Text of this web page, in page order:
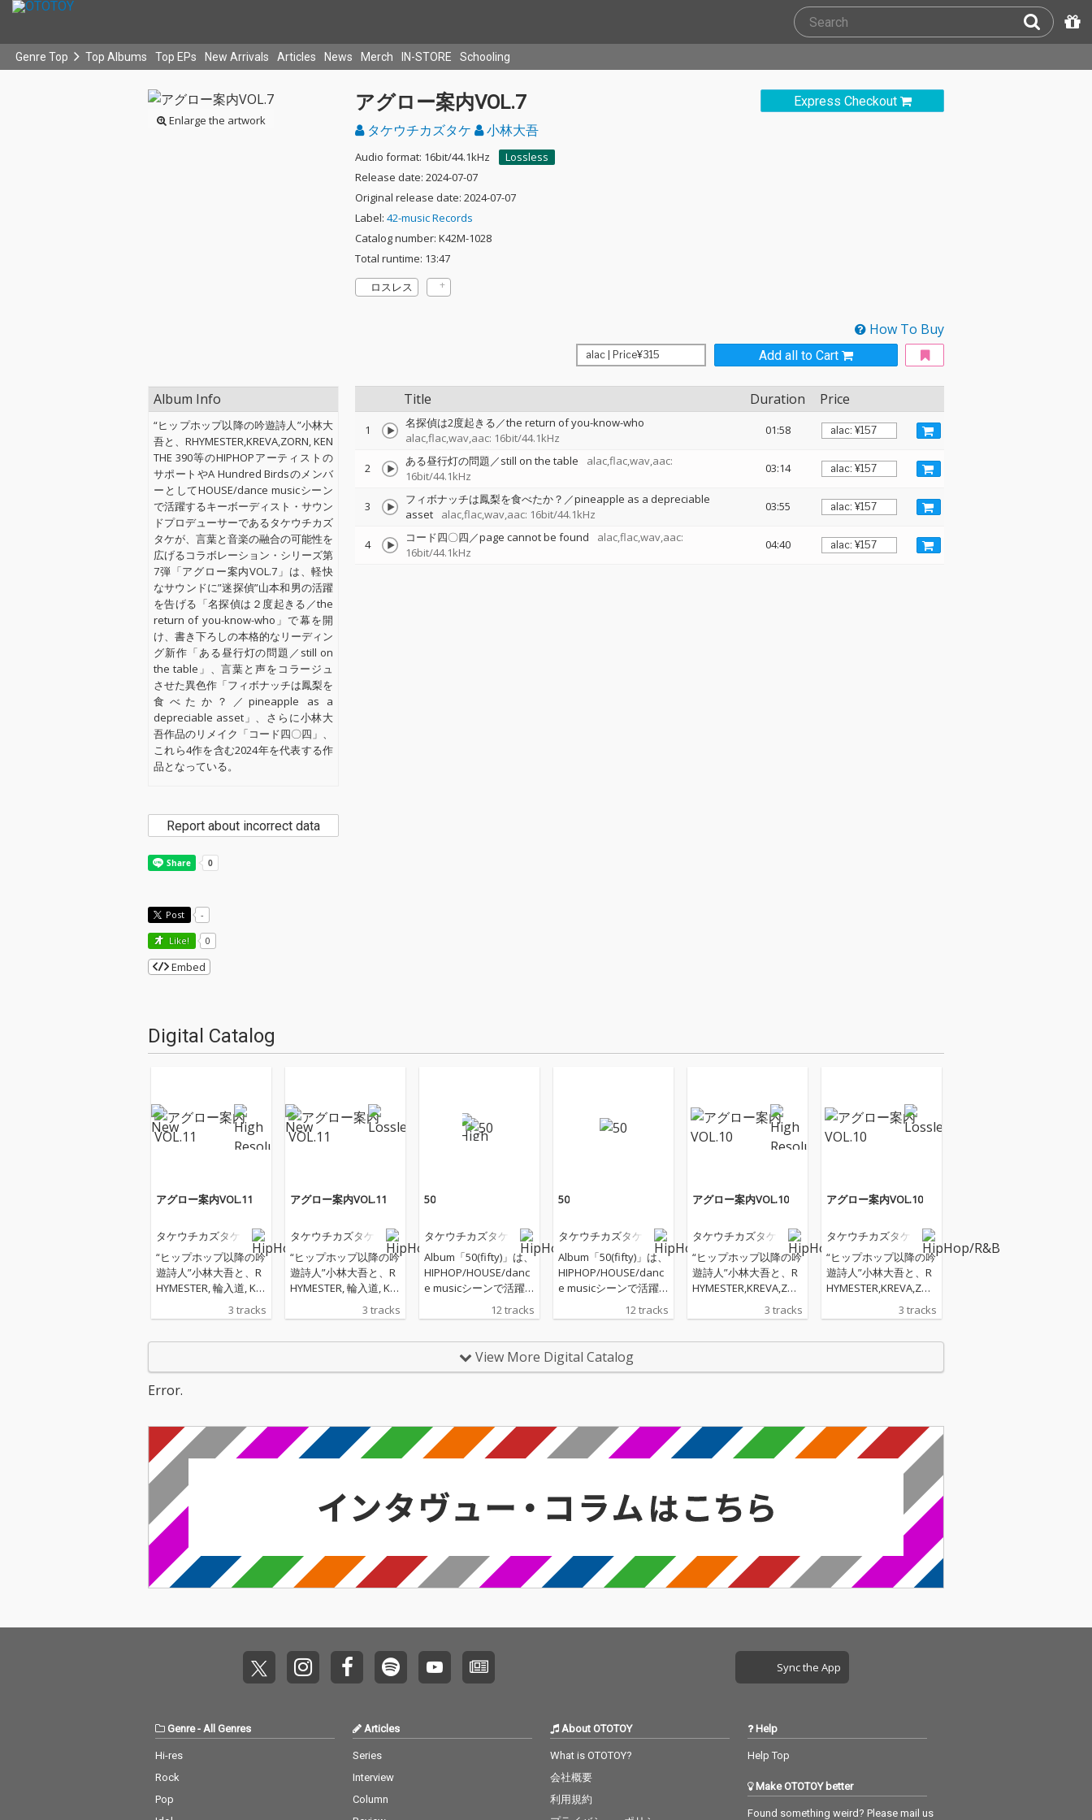
Genre Top Top Albums Top EPs New Arrivals Articles News Merch IN-STORE Schooling
Enlarge the artwork
Express Checkout
アグロー案内VOL.7
タケウチカズタケ 小林大吾
Audio format: 16bit/44.1kHz
Lossless
Release date: 2024-07-07
Original release date: 2024-07-07
Label: 42-music Records
Catalog number: K42M-1028
Total runtime: 13:47
ロスレス
How To Buy
Add all to Cart
Title Duration Price
1
名探偵は2度起きる／the return of you-know-who
alac,flac,wav,aac: 16bit/44.1kHz
01:58
2 ある昼行灯の問題／still on the table
alac,flac,wav,aac:
16bit/44.1kHz
03:14
3
フィボナッチは鳳梨を食べたか？／pineapple as a depreciable
asset
alac,flac,wav,aac: 16bit/44.1kHz
03:55
4 コード四〇四／page cannot be found
alac,flac,wav,aac:
16bit/44.1kHz
04:40
Album Info
“ヒップホップ以降の吟遊詩人”小林大
吾と、RHYMESTER,KREVA,ZORN, KEN
THE 390等のHIPHOPアーティストの
サポートやA Hundred Birdsのメンバ
ーとしてHOUSE/dance musicシーン
で活躍するキーボーディスト・サウン
ドプロデューサーであるタケウチカズ
タケが、言葉と音楽の融合の可能性を
広げるコラボレーション・シリーズ第
7弾「アグロー案内VOL.7」は、軽快
なサウンドに”迷探偵”山本和男の活躍
を告げる「名探偵は２度起きる／the
return of you-know-who」で幕を開
け、書き下ろしの本格的なリーディン
グ新作「ある昼行灯の問題／still on
the table」、言葉と声をコラージュ
させた異色作「フィボナッチは鳳梨を
食べたか？／pineapple as a
depreciable asset」、さらに小林大
吾作品のリメイク「コード四〇四」、
これら4作を含む2024年を代表する作
品となっている。
Report about incorrect data
Post -
Like! 0
Embed
Digital Catalog
アグロー案内VOL.11
タケウチカズタケ
“ヒップホップ以降の吟
遊詩人”小林大吾と、R
HYMESTER, 輪入道, KE
N THE 390等のHIPHOP
アーティストのサポー
ィスト・サウンドプロ
ウチカズタケが、言葉
と音楽の融合の可能性
を広げるコラボレーシ
ョン・シリーズ「アグ
ロー案内VOL.11」今回
書き下ろされた「惑星
／searching for Iren
e」は、プラネタリウ
ムで宇宙飛行を想像で
楽しむ緩やかな時間を
リーディングとトラッ
ァンの間で人気の「手
msman says carefull
y」をリメイクした本
活動を共にした女性詩
人totoを客演に迎え
味違う作品に仕上げて
いる。アグロー案内シ
3 tracks
アグロー案内VOL.11
タケウチカズタケ
“ヒップホップ以降の吟
遊詩人”小林大吾と、R
HYMESTER, 輪入道, KE
N THE 390等のHIPHOP
アーティストのサポー
ウチカズタケが、言葉
と音楽の融合の可能性
を広げるコラボレーシ
書き下ろされた「惑星
／searching for Iren
楽しむ緩やかな時間を
リーディングとトラッ
ァンの間で人気の「手
msman says carefull
y」をリメイクした本
活動を共にした女性詩
人totoを客演に迎え
味違う作品に仕上げて
いる。アグロー案内シ
3 tracks
50
タケウチカズタケ
Album「50(fifty)」は、
HIPHOP/HOUSE/danc
e musicシーンで活躍
ト・サウンドプロデュ
カズタケの「blueprin
t」(2021年作)以来の11
い、今作は「歌に拘っ
た作品」が中心で、作
曲編曲演奏トラックプ
ラインや歌唱までを担
当、作詞に至っても全
ロディとコード感、歌
も含めて「タケウチカ
たい、という決意表明
制作は主に2021年、コ
ロナ禍において曲を書
ン、 シンガー、ラッパ
12 tracks
50
タケウチカズタケ
Album「50(fifty)」は、
HIPHOP/HOUSE/danc
e musicシーンで活躍
ト・サウンドプロデュ
カズタケの「blueprin
t」(2021年作)以来の11
い、今作は「歌に拘っ
た作品」が中心で、作
曲編曲演奏トラックプ
ラインや歌唱までを担
当、作詞に至っても全
ロディとコード感、歌
も含めて「タケウチカ
たい、という決意表明
ン、 シンガー、ラッパ
ーに、まるでラブレタ
それらの曲を送り、そ
の作品に共感、共鳴し
12 tracks
アグロー案内VOL.10
タケウチカズタケ
“ヒップホップ以降の吟
遊詩人”小林大吾と、R
HYMESTER,KREVA,ZOR
N, 輪入道, KEN THE 390
等のHIPHOPアーティ
ーであるタケウチカズ
タケが、言葉と音楽の
融合の可能性を広げる
VOL.10」今回書き下ろ
された「九番目の王子
r」は、小林大吾の真骨
頂であるちょっと不思
て、短編小説を一気に
間が流れる。「水茎と
徒花／black&white」
によるremakeで仕上
げている。アグロー案
内シリーズで活躍
（？）の“名探偵山本和
男”の迷推理が描かれた
「名探偵の休憩／som
3 tracks
アグロー案内VOL.10
タケウチカズタケ
“ヒップホップ以降の吟
遊詩人”小林大吾と、R
HYMESTER,KREVA,ZOR
N, 輪入道, KEN THE 390
等のHIPHOPアーティ
ーであるタケウチカズ
タケが、言葉と音楽の
融合の可能性を広げる
コラボレーション・シ
リーズ「アグロー案内
VOL.10」今回書き下ろ
された「九番目の王子
と怪力の姫君／how he
r」は、小林大吾の真骨
頂であるちょっと不思
て、短編小説を一気に
間が流れる。「水茎と
徒花／black&white」
によるremakeで仕上
（？）の“名探偵山本和
男”の迷推理が描かれた
「名探偵の休憩／som
3 tracks
View More Digital Catalog
Error.
Sync the App
Genre- All Genres
Hi-res
Rock
Pop
Articles
Series
Interview
Column
About OTOTOY
What is OTOTOY?
会社概要
利用規約
Help
Help Top
Make OTOTOY better
Found something weird? Please mail us